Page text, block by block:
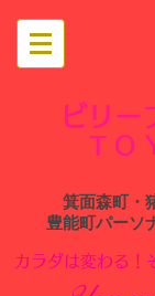
ビリー
箕面森町・
豊能町パーソ
カラダは変わる！